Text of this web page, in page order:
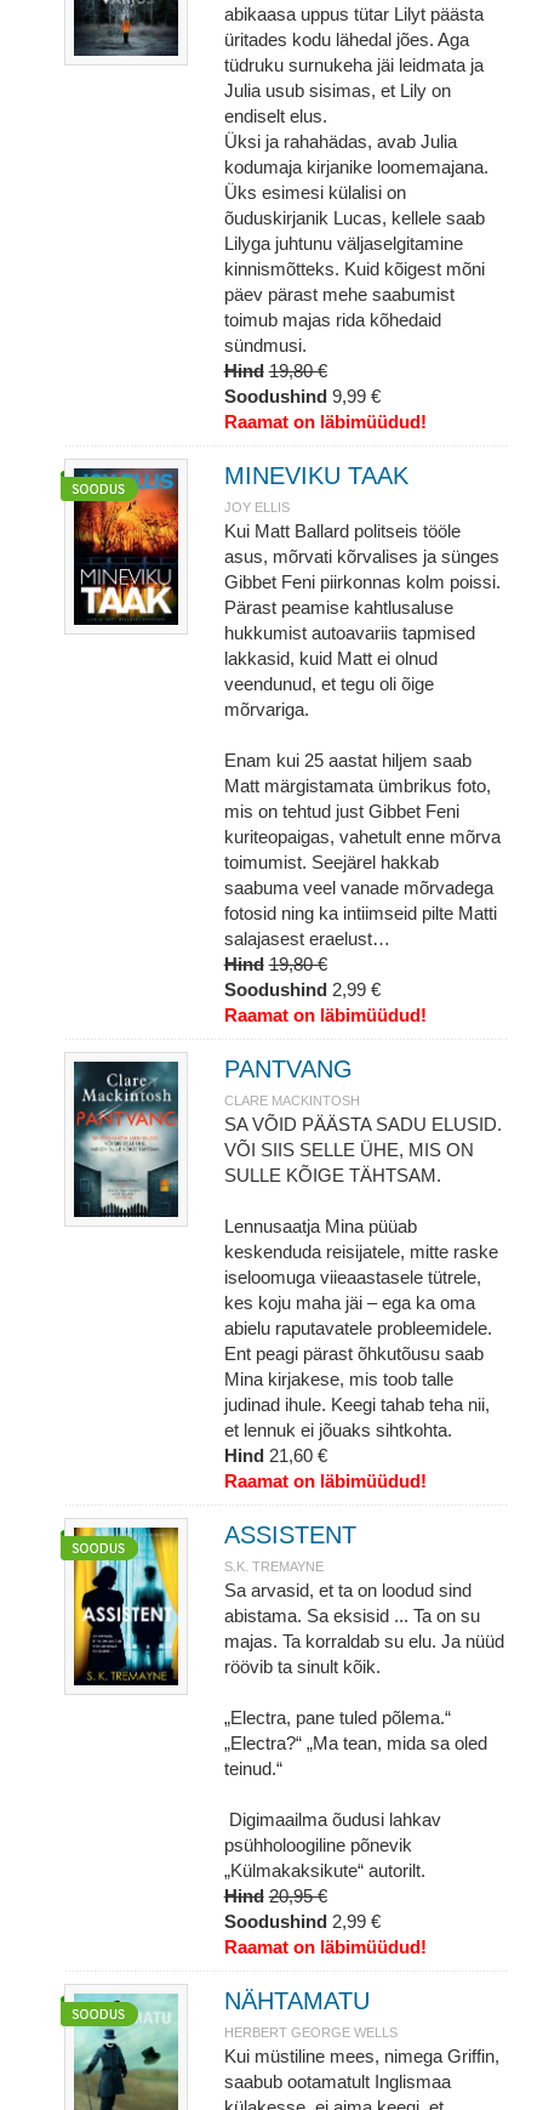
abikaasa uppus tütar Lilyt päästa
üritades kodu lähedal jões. Aga
tüdruku surnukeha jäi leidmata ja
Julia usub sisimas, et Lily on
endiselt elus.
Üksi ja rahahädas, avab Julia
kodumaja kirjanike loomemajana.
Üks esimesi külalisi on
õuduskirjanik Lucas, kellele saab
Lilyga juhtunu väljaselgitamine
kinnismõtteks. Kuid kõigest mõni
päev pärast mehe saabumist
toimub majas rida kõhedaid
sündmusi.
Hind 19,80 €
Soodushind 9,99 €
Raamat on läbimüüdud!
MINEVIKU TAAK
JOY ELLIS
Kui Matt Ballard politseis tööle
asus, mõrvati kõrvalises ja sünges
Gibbet Feni piirkonnas kolm poissi.
Pärast peamise kahtlusaluse
hukkumist autoavariis tapmised
lakkasid, kuid Matt ei olnud
veendunud, et tegu oli õige
mõrvariga.
Enam kui 25 aastat hiljem saab
Matt märgistamata ümbrikus foto,
mis on tehtud just Gibbet Feni
kuriteopaigas, vahetult enne mõrva
toimumist. Seejärel hakkab
saabuma veel vanade mõrvadega
fotosid ning ka intiimseid pilte Matti
salajasest eraelust…
Hind 19,80 €
Soodushind 2,99 €
Raamat on läbimüüdud!
PANTVANG
CLARE MACKINTOSH
SA VÕID PÄÄSTA SADU ELUSID.
VÕI SIIS SELLE ÜHE, MIS ON
SULLE KÕIGE TÄHTSAM.
Lennusaatja Mina püüab
keskenduda reisijatele, mitte raske
iseloomuga viieaastasele tütrele,
kes koju maha jäi – ega ka oma
abielu raputavatele probleemidele.
Ent peagi pärast õhkutõusu saab
Mina kirjakese, mis toob talle
judinad ihule. Keegi tahab teha nii,
et lennuk ei jõuaks sihtkohta.
Hind 21,60 €
Raamat on läbimüüdud!
ASSISTENT
S.K. TREMAYNE
Sa arvasid, et ta on loodud sind
abistama. Sa eksisid ... Ta on su
majas. Ta korraldab su elu. Ja nüüd
röövib ta sinult kõik.
„Electra, pane tuled põlema.“
„Electra?“ „Ma tean, mida sa oled
teinud.“
Digimaailma õudusi lahkav
psühholoogiline põnevik
„Külmakaksikute“ autorilt.
Hind 20,95 €
Soodushind 2,99 €
Raamat on läbimüüdud!
NÄHTAMATU
HERBERT GEORGE WELLS
Kui müstiline mees, nimega Griffin,
saabub ootamatult Inglismaa